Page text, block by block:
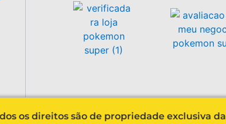
os direitos são de propriedade exclusiva da